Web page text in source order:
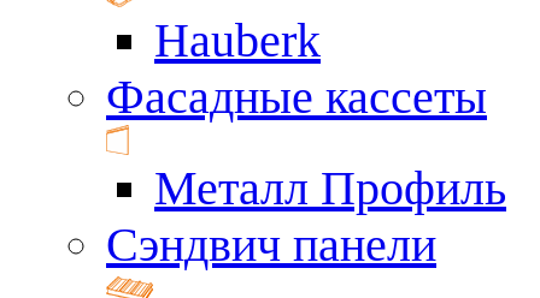
Hauberk
Фасадные кассеты
Металл Профиль
Сэндвич панели